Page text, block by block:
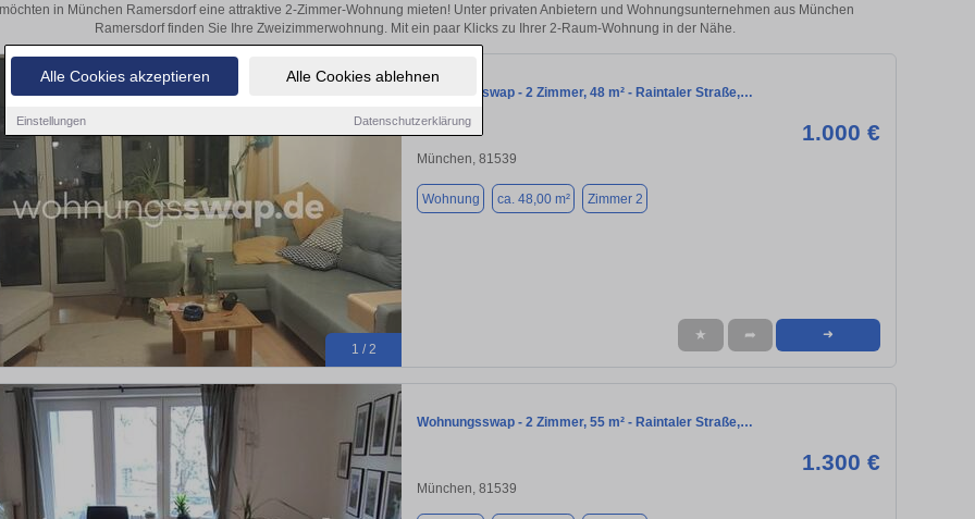
Alle Cookies akzeptieren Alle Cookies ablehnen
Einstellungen Datenschutzerklärung
in München Ramersdorf eine attraktive 2-Zimmer-Wohnung mieten! Unter privaten Anbietern und Wohnungsunternehmen aus München
Ramersdorf finden Sie Ihre Zweizimmerwohnung. Mit ein paar Klicks zu Ihrer 2-Raum-Wohnung in der Nähe.
1 / 2
Wohnungsswap - 2 Zimmer, 48 m² - Raintaler Straße,…
1.000 €
München, 81539
Wohnung ca. 48,00 m² Zimmer 2
★ ➦ ➜
Wohnungsswap - 2 Zimmer, 55 m² - Raintaler Straße,…
1.300 €
München, 81539